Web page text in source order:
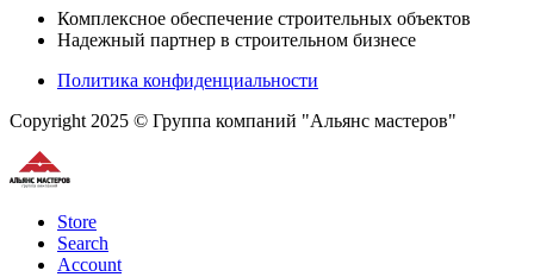
Комплексное обеспечение строительных объектов
Надежный партнер в строительном бизнесе
Политика конфиденциальности
Copyright 2025 © Группа компаний "Альянс мастеров"
Store
Search
Account